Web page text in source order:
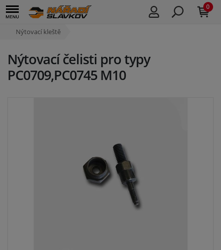
0
Nýtovací kleště
Nýtovací čelisti pro typy
PC0709,PC0745 M10